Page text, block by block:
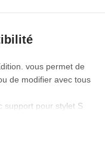
vous permet de
de modifier avec tous
support pour stylet S